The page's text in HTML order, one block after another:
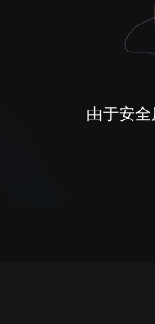
由于安